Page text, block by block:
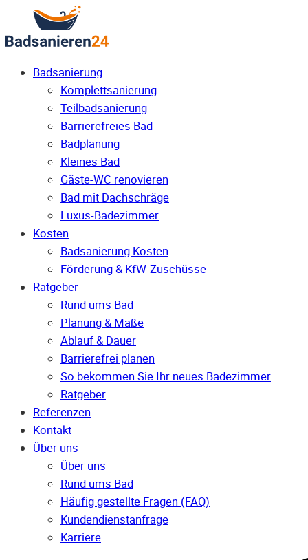
Badsanierung
Komplettsanierung
Teilbadsanierung
Barrierefreies Bad
Badplanung
Kleines Bad
Gäste-WC renovieren
Bad mit Dachschräge
Luxus-Badezimmer
Kosten
Badsanierung Kosten
Förderung & KfW-Zuschüsse
Ratgeber
Rund ums Bad
Planung & Maße
Ablauf & Dauer
Barrierefrei planen
So bekommen Sie Ihr neues Badezimmer
Ratgeber
Referenzen
Kontakt
Über uns
Über uns
Rund ums Bad
Häufig gestellte Fragen (FAQ)
Kunden­dienst­anfrage
Karriere